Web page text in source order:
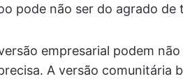
pode não ser do agrado de
empresarial podem
A versão comunitária